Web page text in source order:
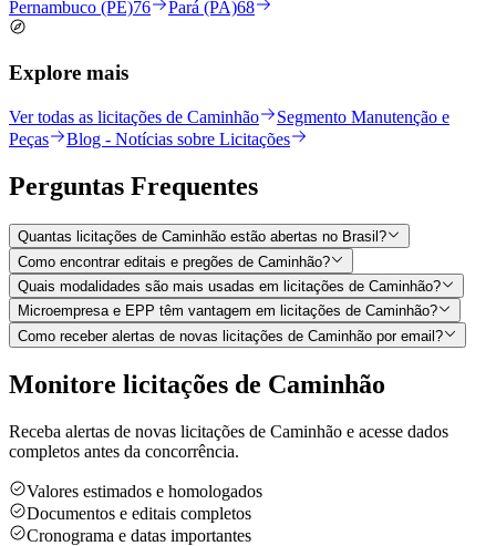
Pernambuco (PE)76 Pará (PA)68
Explore mais
Ver todas as licitações de Caminhão
Segmento Manutenção e
Peças
Blog - Notícias sobre Licitações
Perguntas Frequentes
Quantas licitações de Caminhão estão abertas no Brasil?
Como encontrar editais e pregões de Caminhão?
Quais modalidades são mais usadas em licitações de Caminhão?
Microempresa e EPP têm vantagem em licitações de Caminhão?
Como receber alertas de novas licitações de Caminhão por email?
Monitore licitações de Caminhão
Receba alertas de novas licitações de Caminhão e acesse dados
completos antes da concorrência.
Valores estimados e homologados
Documentos e editais completos
Cronograma e datas importantes